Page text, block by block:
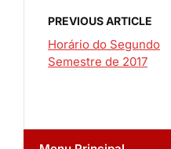
PREVIOUS ARTICLE
Horário do Segundo
Semestre de 2017